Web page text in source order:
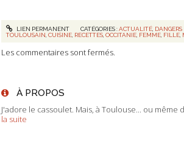
LIEN PERMANENT CATÉGORIES :ACTUALITÉ, DANGERS
TOULOUSAIN ,CUISINE RECETTES ,OCCITANIE FEMME FILLE
Les commentaires sont fermés.
À PROPOS
J'adore le cassoulet. Mais, à Toulouse... ou même
la suite